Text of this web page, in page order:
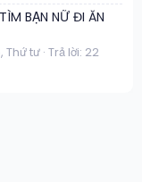
BẠN NỮ ĐI ĂN
Thứ tư Trả lời: 22